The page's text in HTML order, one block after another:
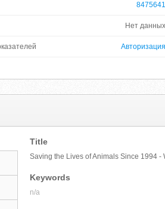
8475641
Нет данных
Авторизация
Title
Saving the Lives of Animals Since 1994
Keywords
n/a